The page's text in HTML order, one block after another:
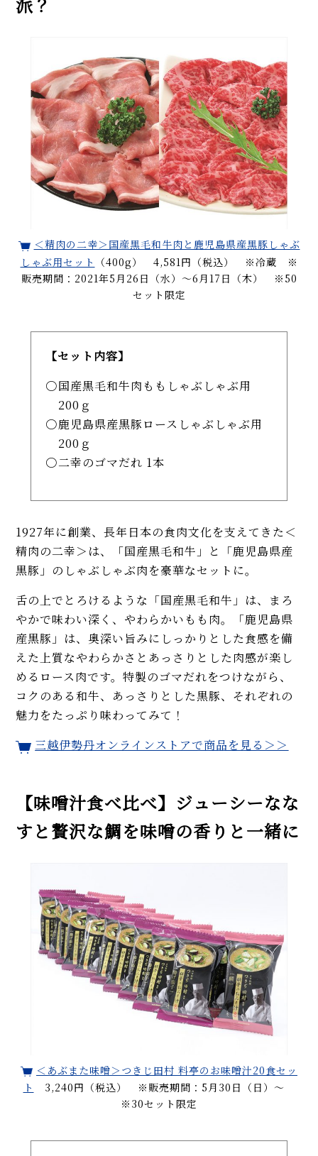
派？
＜精肉の二幸＞国産黒毛和牛肉と鹿児島県産黒豚しゃぶ
しゃぶ用セット
（400g） 4,581円（税込） ※冷蔵 ※
販売期間：2021年5月26日（水）～6月17日（木） ※50
セット限定
【セット内容】
国産黒毛和牛肉ももしゃぶしゃぶ用
200ｇ
鹿児島県産黒豚ロースしゃぶしゃぶ用
200ｇ
二幸のゴマだれ 1本
1927年に創業、長年日本の食肉文化を支えてきた＜
精肉の二幸＞は、「国産黒毛和牛」と「鹿児島県産
黒豚」のしゃぶしゃぶ肉を豪華なセットに。
舌の上でとろけるような「国産黒毛和牛」は、まろ
やかで味わい深く、やわらかいもも肉。「鹿児島県
産黒豚」は、奥深い旨みにしっかりとした食感を備
えた上質なやわらかさとあっさりとした肉感が楽し
めるロース肉です。特製のゴマだれをつけながら、
コクのある和牛、あっさりとした黒豚、それぞれの
魅力をたっぷり味わってみて！
三越伊勢丹オンラインストアで商品を見る＞＞
【味噌汁食べ比べ】ジューシーなな
すと贅沢な鯛を味噌の香りと一緒に
＜あぶまた味噌＞つきじ田村 料亭のお味噌汁20食セッ
ト
3,240円（税込） ※販売期間：5月30日（日）～
※30セット限定